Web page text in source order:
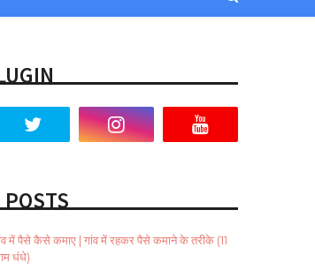
में पैसे कैसे कमाए | गांव में रहकर पैसे कमाने के तरीके (11
धंधे)